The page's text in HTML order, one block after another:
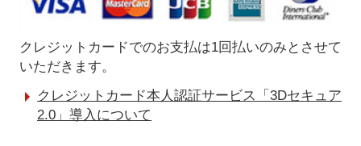
クレジットカードでのお支払は1回払いのみとさせて
いただきます。
クレジットカード本人認証サービス「3Dセキュア
2.0」導入について